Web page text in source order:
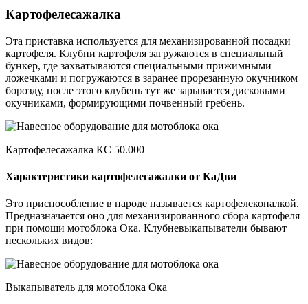
Картофелесажалка
Эта приставка используется для механизированной посадки
картофеля. Клубни картофеля загружаются в специальный
бункер, где захватываются специальными прижимными
ложечками и погружаются в заранее прорезанную окучником
борозду, после этого клубень тут же зарывается дисковыми
окучниками, формирующими почвенный гребень.
Картофелесажалка КС 50.000
Характеристики картофелесажалки от КаДви
Это приспособление в народе называется картофелекопалкой.
Предназначается оно для механизированного сбора картофеля
при помощи мотоблока Ока. Клубневыкапыватели бывают
нескольких видов:
Выкапыватель для мотоблока Ока